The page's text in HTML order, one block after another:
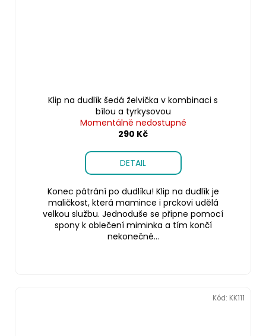
Klip na dudlík šedá želvička v kombinaci s
bílou a tyrkysovou
Momentálně nedostupné
290 Kč
DETAIL
Konec pátrání po dudlíku! Klip na dudlík je
maličkost, která mamince i prckovi udělá
velkou službu. Jednoduše se připne pomocí
spony k oblečení miminka a tím končí
nekonečné...
Kód: KK111